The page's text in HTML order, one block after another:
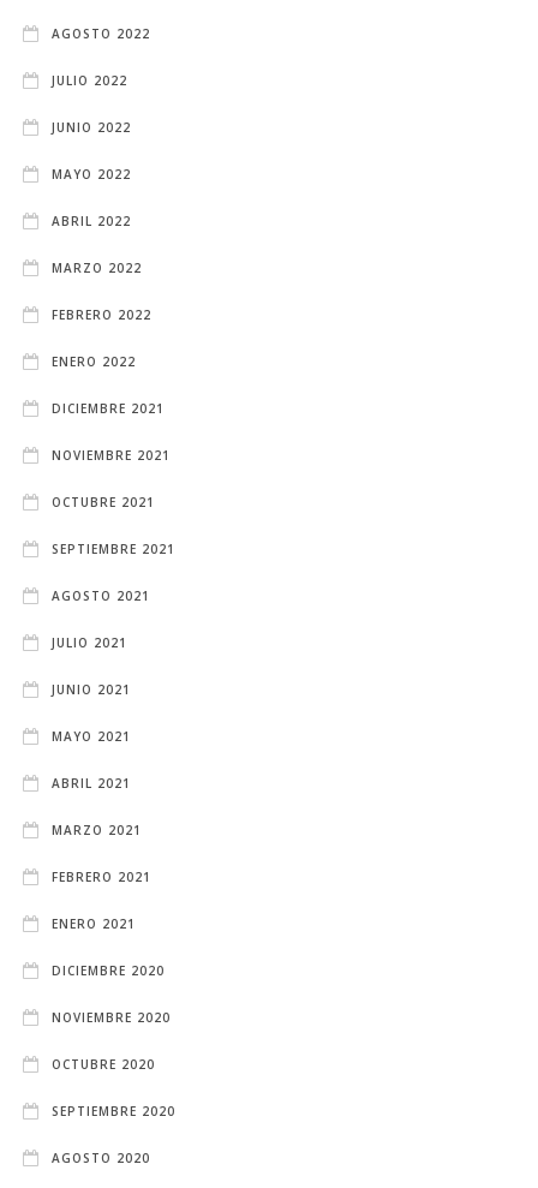
AGOSTO 2022
JULIO 2022
JUNIO 2022
MAYO 2022
ABRIL 2022
MARZO 2022
FEBRERO 2022
ENERO 2022
DICIEMBRE 2021
NOVIEMBRE 2021
OCTUBRE 2021
SEPTIEMBRE 2021
AGOSTO 2021
JULIO 2021
JUNIO 2021
MAYO 2021
ABRIL 2021
MARZO 2021
FEBRERO 2021
ENERO 2021
DICIEMBRE 2020
NOVIEMBRE 2020
OCTUBRE 2020
SEPTIEMBRE 2020
AGOSTO 2020